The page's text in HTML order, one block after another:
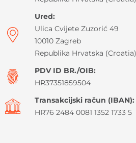
Ured:
Ulica Cvijete Zuzorić 49
10010 Zagreb
Republika Hrvatska (Croatia)
PDV ID BR./OIB:
HR37351859504
Transakcijski račun (IBAN):
HR76 2484 0081 1352 1733 5